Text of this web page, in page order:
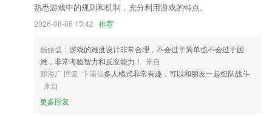
新增视频说明书入口
新增印度尼西亚语翻译，感谢@Basuki
酒店支持快速切换日期，更省时间
心动一下 不如与一甜心动一夏～
以上就是bc365网站多少的介绍，如果您喜欢这款软件，您可以到应用商
店进行打分评论，说出您的使用经历，以帮助我们更好的对产品进行优化
熟悉游戏中的规则和机制，充分利用游戏的特点。
2026-08-06 13:42 推荐
杨丽盛 ：游戏的难度设计非常合理，不会过于简单也不会过于困
难，非常考验智力和反应能力！
来自
郑海广 回复 卞霭信多人模式非常有趣，可以和朋友一起组队战斗
来自
更多回复